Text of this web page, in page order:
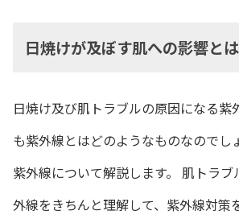
日焼けが及ぼす肌への影響と
日焼け及び肌トラブルの原因になる紫
も紫外線とはどのようなものなのでし
紫外線について解説します。 肌トラ
外線をきちんと理解して、紫外線対策